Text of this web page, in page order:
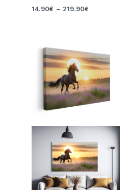
14.90€ – 219.90€
prix :
14.90€
à
219.90€